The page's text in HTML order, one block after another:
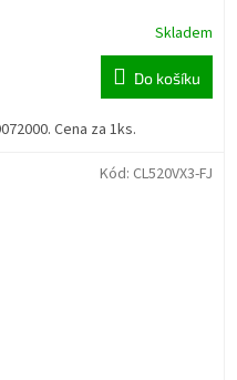
Skladem
Do košíku
Cena za 1ks.
Kód: CL520VX3-FJ